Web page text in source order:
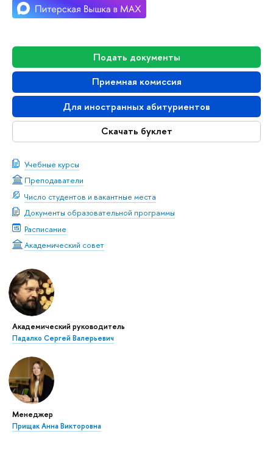
Подать документы
Приемная комиссия
Для иностранных абитуриентов
Скачать буклет
Учебные курсы
Преподаватели
Число студентов и вакантные места
Документы образовательной программы
Расписание
Академический совет
Академический руководитель
Падалко Сергей Валерьевич
Менеджер
Прищак Анна Викторовна